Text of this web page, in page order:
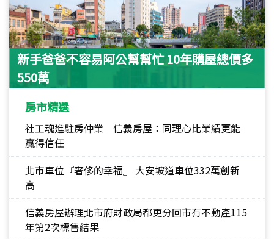
新手爸爸不容易阿公幫幫忙 10年購屋總價多
550萬
房市精選
社工魂進駐房仲業 信義房屋：同理心比業績更能
贏得信任
北市車位『奢侈的幸福』 大安坡道車位332萬創新
高
信義房屋辦理北市府財政局都更分回市有不動產115
年第2次標售結果